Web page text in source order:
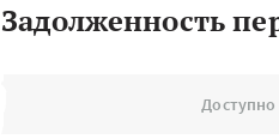
Задолженность